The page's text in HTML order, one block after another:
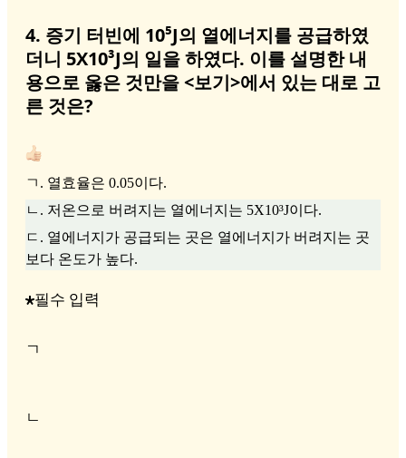
4. 증기 터빈에 10⁵J의 열에너지를 공급하였
더니 5X10³J의 일을 하였다. 이를 설명한 내
용으로 옳은 것만을 <보기>에서 있는 대로 고
른 것은?
ㄱ. 열효율은 0.05이다.
ㄴ. 저온으로 버려지는 열에너지는 5X10³J이다.
ㄷ. 열에너지가 공급되는 곳은 열에너지가 버려지는 곳
보다 온도가 높다.
필수 입력
ㄱ
ㄴ